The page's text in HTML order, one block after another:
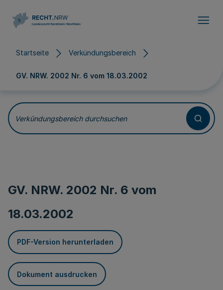
Startseite Verkündungsbereich
GV. NRW. 2002 Nr. 6 vom 18.03.2002
Verkündungsbereich durchsuchen
GV. NRW. 2002 Nr. 6 vom
18.03.2002
PDF-Version herunterladen
Dokument ausdrucken